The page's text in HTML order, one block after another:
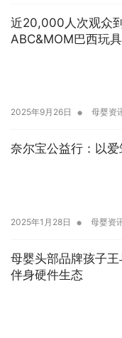
近20,000人次观众
ABC&MOM巴西玩
2025年9月26日 • 母婴资
奈尔宝公益行：以
2025年1月28日 • 母婴资
母婴头部品牌孩子
伴身硬件生态